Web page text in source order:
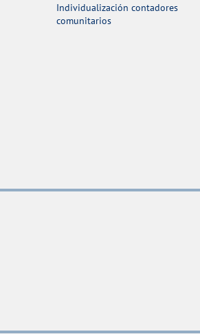
Individualización contadores
comunitarios